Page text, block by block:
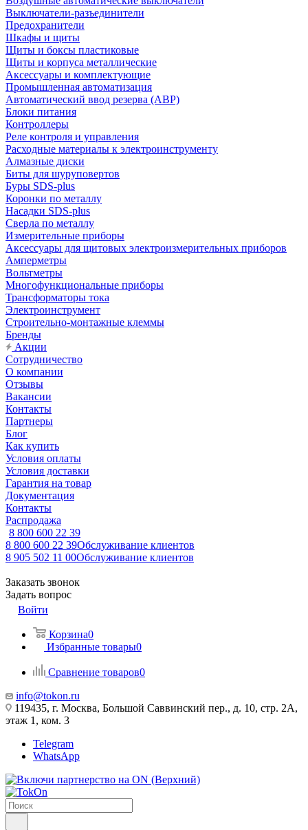
Выключатели-разъединители
Предохранители
Шкафы и щиты
Щиты и боксы пластиковые
Щиты и корпуса металлические
Аксессуары и комплектующие
Промышленная автоматизация
Автоматический ввод резерва (АВР)
Блоки питания
Контроллеры
Реле контроля и управления
Расходные материалы к электроинструменту
Алмазные диски
Биты для шуруповертов
Буры SDS-plus
Коронки по металлу
Насадки SDS-plus
Сверла по металлу
Измерительные приборы
Аксессуары для щитовых электроизмерительных приборов
Амперметры
Вольтметры
Многофункциональные приборы
Трансформаторы тока
Электроинструмент
Строительно-монтажные клеммы
Бренды
Акции
Сотрудничество
О компании
Отзывы
Вакансии
Контакты
Партнеры
Блог
Как купить
Условия оплаты
Условия доставки
Гарантия на товар
Документация
Контакты
Распродажа
8 800 600 22 39
8 800 600 22 39Обслуживание клиентов
8 905 502 11 00Обслуживание клиентов
Заказать звонок
Задать вопрос
Войти
Корзина0
Избранные товары0
Сравнение товаров0
info@tokon.ru
119435, г. Москва, Большой Саввинский пер., д. 10, стр. 2А,
этаж 1, ком. 3
Telegram
WhatsApp